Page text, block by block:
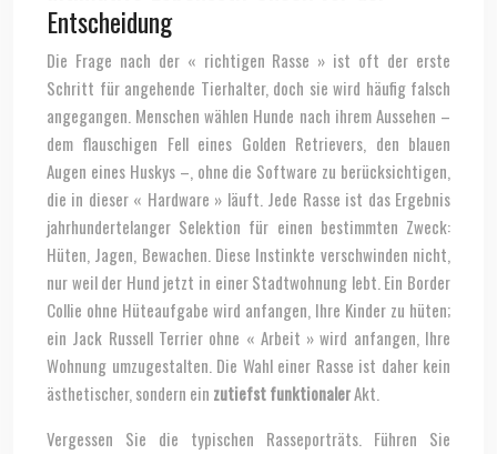
Entscheidung
Die Frage nach der « richtigen Rasse » ist oft der erste
Schritt für angehende Tierhalter, doch sie wird häufig falsch
angegangen. Menschen wählen Hunde nach ihrem Aussehen –
dem flauschigen Fell eines Golden Retrievers, den blauen
Augen eines Huskys –, ohne die Software zu berücksichtigen,
die in dieser « Hardware » läuft. Jede Rasse ist das Ergebnis
jahrhundertelanger Selektion für einen bestimmten Zweck:
Hüten, Jagen, Bewachen. Diese Instinkte verschwinden nicht,
nur weil der Hund jetzt in einer Stadtwohnung lebt. Ein Border
Collie ohne Hüteaufgabe wird anfangen, Ihre Kinder zu hüten;
ein Jack Russell Terrier ohne « Arbeit » wird anfangen, Ihre
Wohnung umzugestalten. Die Wahl einer Rasse ist daher kein
ästhetischer, sondern ein zutiefst funktionalerAkt.
Vergessen Sie die typischen Rasseporträts. Führen Sie